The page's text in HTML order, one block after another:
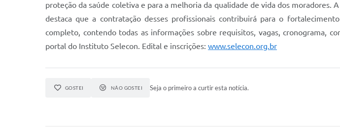
proteção da saúde coletiva e para a melhoria da qualidade de vida dos
destaca que a contratação desses profissionais contribuirá para o
completo, contendo todas as informações sobre requisitos, vagas, cronograma,
portal do Instituto Selecon. Edital e inscrições: www.selecon.org.br
GOSTEI NÃO GOSTEI Seja o primeiro a curtir esta notícia.